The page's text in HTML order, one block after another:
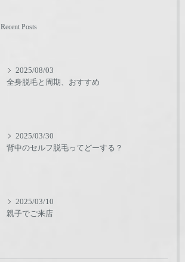
Recent Posts
2025/08/03
全身脱毛と周期、おすすめ
2025/03/30
背中のセルフ脱毛ってどーする？
2025/03/10
親子でご来店